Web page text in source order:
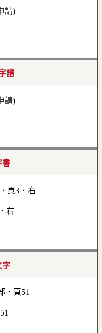
請)
譜
請)
書
右
字